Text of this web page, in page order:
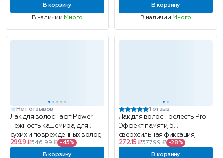
В корзину
В наличии Много
В корзину
В наличии Много
Нет отзывов
Лак для волос Тафт Power
Нежность кашемира, для
сухих и поврежденных волос,
мегафиксация 5, 225мл
299.9 ₽546.99 ₽ -45%
В корзину
1 отзыв
Лак для волос Прелесть Pro
Эффект памяти, 5
сверхсильная фиксация,
300мл
272.15 ₽377.99 ₽ -28%
В корзину